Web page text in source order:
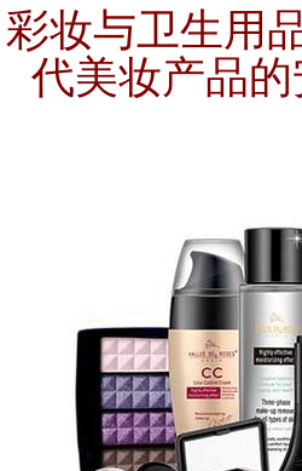
彩妆与卫生用
代美妆产品